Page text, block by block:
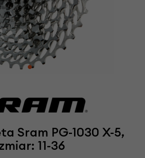
Sram PG-1030 X-5,
11-36